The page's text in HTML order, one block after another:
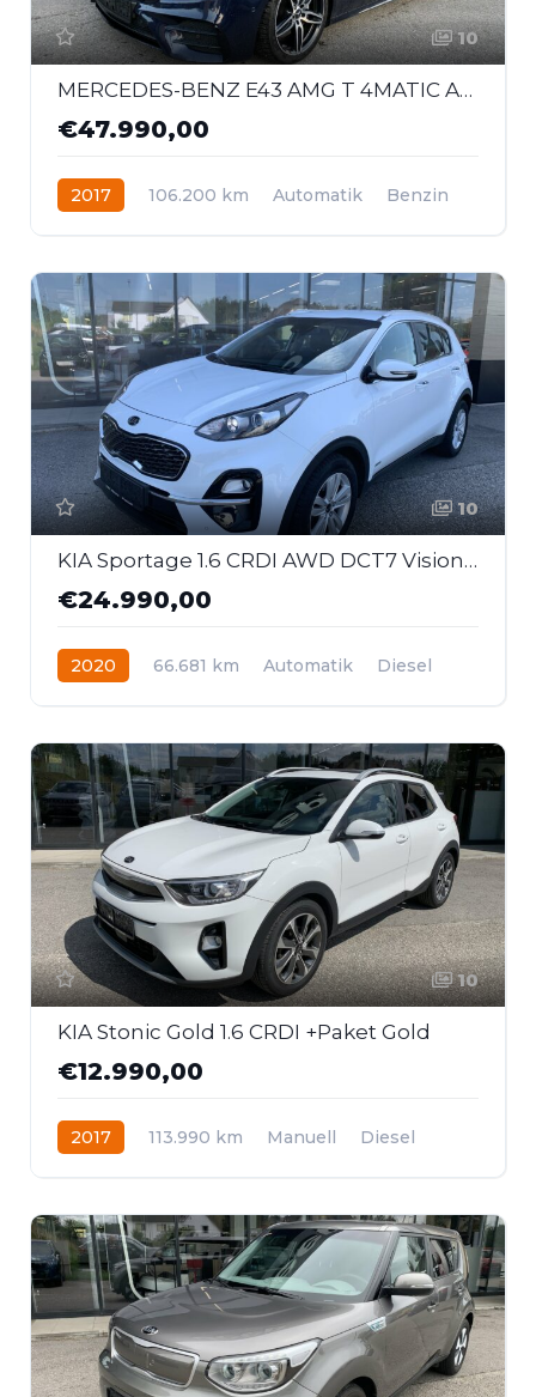
10
MERCEDES-BENZ E43 AMG T 4MATIC Aut.
€47.990,00
2017 106.200 km Automatik
Benzin
10
KIA Sportage 1.6 CRDI AWD DCT7 Vision Komfort Navi
€24.990,00
2020 66.681 km Automatik
Diesel
10
KIA Stonic Gold 1.6 CRDI +Paket Gold
€12.990,00
2017 113.990 km Manuell
Diesel